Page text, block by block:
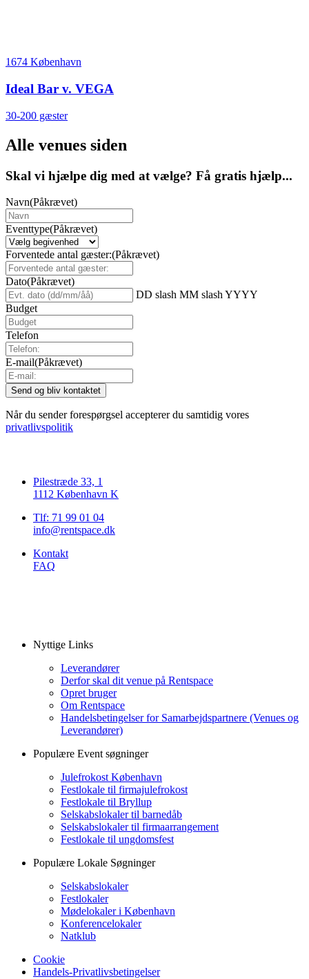
1674 København
Ideal Bar v. VEGA
30-200 gæster
Alle venues siden
Skal vi hjælpe dig med at vælge? Få gratis hjælp...
Navn(Påkrævet)
Eventtype(Påkrævet)
Forventede antal gæster:(Påkrævet)
Dato(Påkrævet)
DD slash MM slash YYYY
Budget
Telefon
E-mail(Påkrævet)
Når du sender forespørgsel accepterer du samtidig vores
privatlivspolitik
Pilestræde 33, 1
1112 København K
Tlf: 71 99 01 04
info@rentspace.dk
Kontakt
FAQ
Nyttige Links
Leverandører
Derfor skal dit venue på Rentspace
Opret bruger
Om Rentspace
Handelsbetingelser for Samarbejdspartnere (Venues og
Leverandører)
Populære Event søgninger
Julefrokost København
Festlokale til firmajulefrokost
Festlokale til Bryllup
Selskabslokaler til barnedåb
Selskabslokaler til firmaarrangement
Festlokale til ungdomsfest
Populære Lokale Søgninger
Selskabslokaler
Festlokaler
Mødelokaler i København
Konferencelokaler
Natklub
Cookie
Handels-Privatlivsbetingelser